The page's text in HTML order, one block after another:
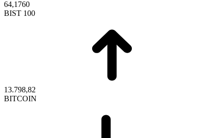
64,1760
BIST 100
13.798,82
BITCOIN